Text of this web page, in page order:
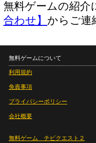
無料ゲームの紹介
合わせ】 からご連
無料ゲームについて
利用規約
免責事項
プライバシーポリシー
会社概要
無料ゲーム チビクエスト２